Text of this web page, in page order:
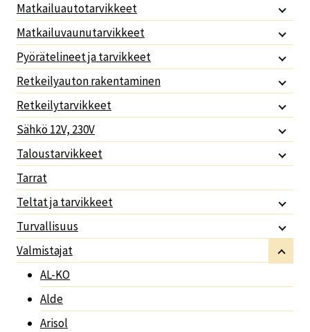
Matkailuautotarvikkeet
Matkailuvaunutarvikkeet
Pyörätelineet ja tarvikkeet
Retkeilyauton rakentaminen
Retkeilytarvikkeet
Sähkö 12V, 230V
Taloustarvikkeet
Tarrat
Teltat ja tarvikkeet
Turvallisuus
Valmistajat
AL-KO
Alde
Arisol